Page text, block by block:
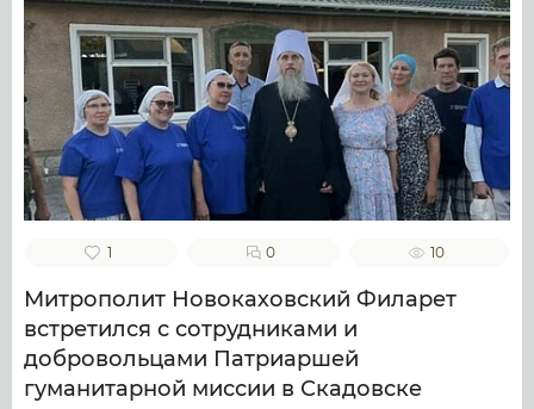
1 0 10
Митрополит Новокаховский Филарет
встретился с сотрудниками и
добровольцами Патриаршей
гуманитарной миссии в Скадовске